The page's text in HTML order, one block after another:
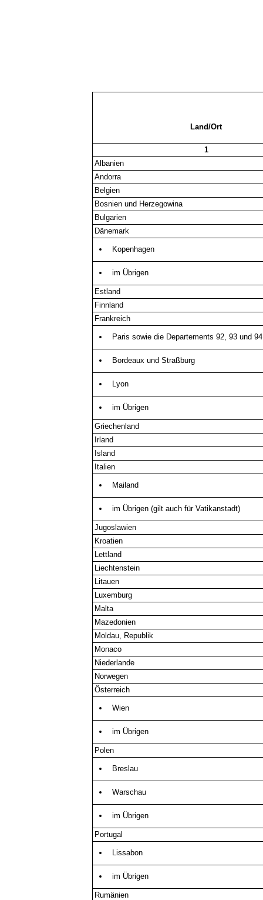
Land/Ort
1
Albanien
Andorra
Belgien
Bosnien und Herzegowina
Bulgarien
Dänemark
Kopenhagen
im Übrigen
Estland
Finnland
Frankreich
Paris sowie die Departements 92, 93 und 94
Bordeaux und Straßburg
Lyon
im Übrigen
Griechenland
Irland
Island
Italien
Mailand
im Übrigen (gilt auch für Vatikanstadt)
Jugoslawien
Kroatien
Lettland
Liechtenstein
Litauen
Luxemburg
Malta
Mazedonien
Moldau, Republik
Monaco
Niederlande
Norwegen
Österreich
Wien
im Übrigen
Polen
Breslau
Warschau
im Übrigen
Portugal
Lissabon
im Übrigen
Rumänien